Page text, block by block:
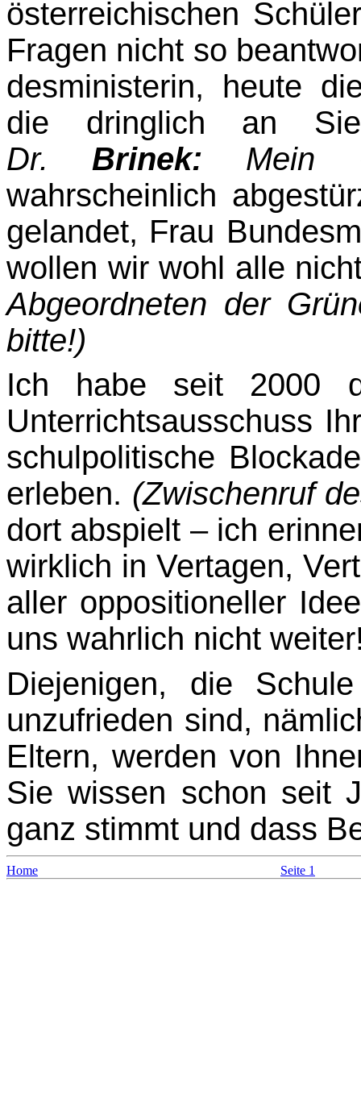
österreichischen
Fragen nicht so
desministerin, heute
die dringlich an
Dr. Brinek: Mein
wahrscheinlich
gelandet, Frau
wollen wir wohl alle
Abgeordneten der
bitte!)
Ich habe seit 2000
Unterrichtsausschuss
schulpolitische
erleben. (Zwi­schenruf
dort abspielt – ich
wirklich in Vertagen,
aller oppositio­neller
uns wahrlich nicht
Diejenigen, die
unzufrieden sind,
Eltern, werden von
Sie wissen schon seit
ganz stimmt und dass
Home Seite 1